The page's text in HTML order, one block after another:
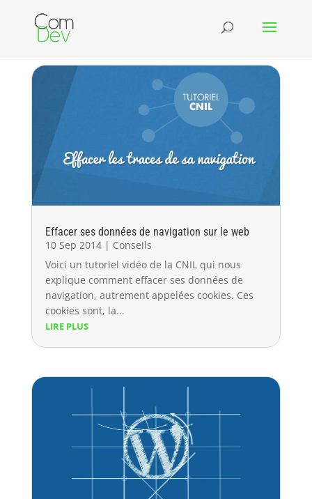
Effacer ses données de navigation sur le web
10 Sep 2014| Conseils
Voici un tutoriel vidéo de la CNIL qui nous
explique comment effacer ses données de
navigation, autrement appelées cookies. Ces
cookies sont, la...
LIRE PLUS